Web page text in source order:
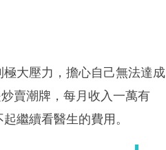
大壓力，擔心自己無法達成
賣潮牌，每月收入一萬有
繼續看醫生的費用。